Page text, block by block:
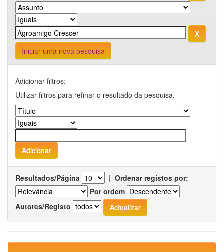
Iniciar uma nova pesquisa
Adicionar filtros:
Utilizar filtros para refinar o resultado da pesquisa.
Resultados/Página | Ordenar registos por:
Por ordem
Autores/Registo